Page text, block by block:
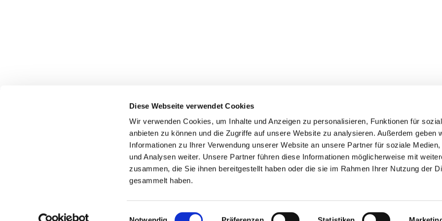
Diese Webseite verwendet Cookies
Wir verwenden Cookies, um Inhalte und Anzeigen zu personalisieren, Funktionen für
anbieten zu können und die Zugriffe auf unsere Website zu analysieren. Außerdem geben
Informationen zu Ihrer Verwendung unserer Website an unsere Partner für soziale Medien,
und Analysen weiter. Unsere Partner führen diese Informationen möglicherweise mit
zusammen, die Sie ihnen bereitgestellt haben oder die sie im Rahmen Ihrer Nutzung der
gesammelt haben.
Ev. Kirchengemeinde Hückeswagen
Lindenbergstraße 10 | 42499 Hückeswagen
02192-4366 | hueckeswagen@ekir.de
Kontakt Cookie-Richtlinie Impressum